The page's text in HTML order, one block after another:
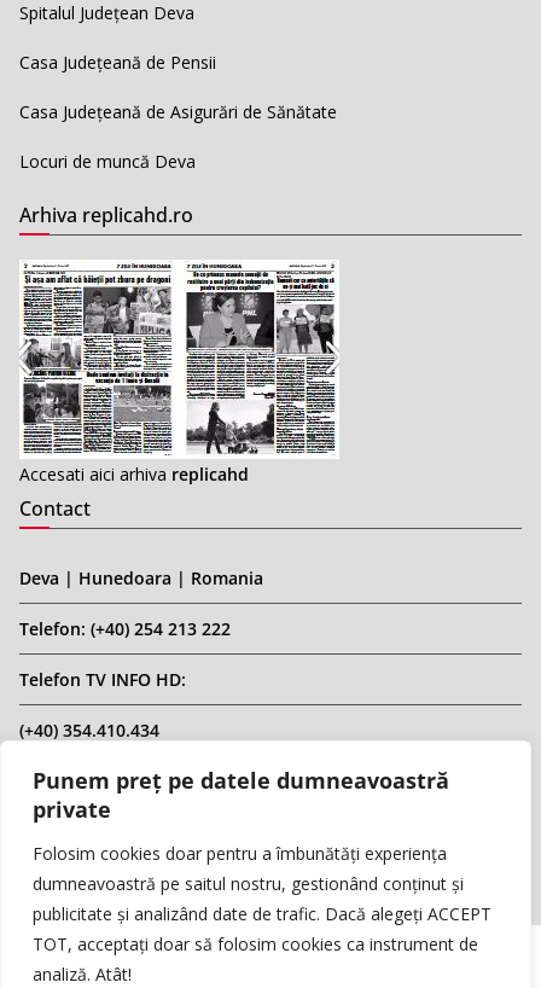
Punem preț pe datele dumneavoastră
private
Folosim cookies doar pentru a îmbunătăți experiența
dumneavoastră pe saitul nostru, gestionând conținut și
publicitate și analizând date de trafic. Dacă alegeți ACCEPT
TOT, acceptați doar să folosim cookies ca instrument de
analiză. Atât!
Spitalul Județean Deva
Casa Județeană de Pensii
Casa Județeană de Asigurări de Sănătate
Locuri de muncă Deva
Arhiva replicahd.ro
Accesati aici arhiva replicahd
Contact
Deva | Hunedoara | Romania
Telefon: (+40) 254 213 222
Telefon TV INFO HD:
(+40) 354.410.434
Email: infohd20@gmail.com
Website: www.replicahd.ro